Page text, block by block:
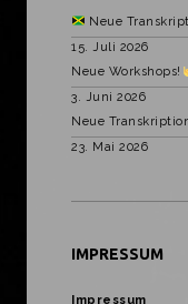
Neue
15. Juli 2026
Neue Workshops!
3. Juni 2026
Neue
23. Mai 2026
IMPRESSUM
Impressum